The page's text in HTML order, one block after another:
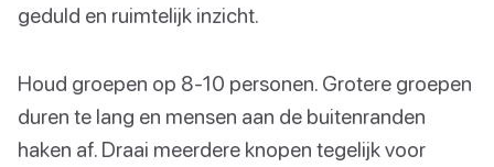
geduld en ruimtelijk inzicht.
Houd groepen op 8-10 personen. Grotere groepen
duren te lang en mensen aan de buitenranden
haken af. Draai meerdere knopen tegelijk voor